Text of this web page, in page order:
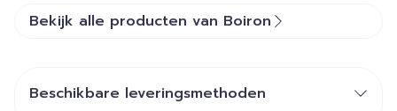
Bekijk alle producten van Boiron
Beschikbare leveringsmethoden